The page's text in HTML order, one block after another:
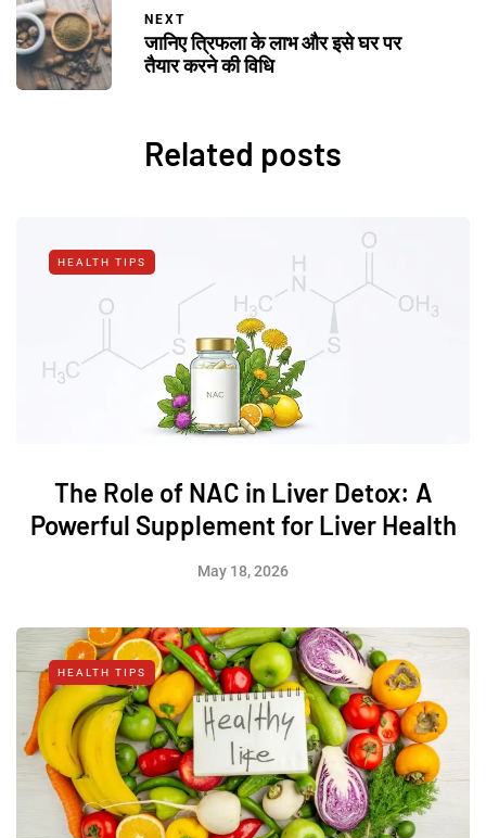
NEXT
जानिए त्रिफला के लाभ और इसे घर पर
तैयार करने की विधि
Related posts
HEALTH TIPS
The Role of NAC in Liver Detox: A
Powerful Supplement for Liver Health
May 18, 2026
HEALTH TIPS